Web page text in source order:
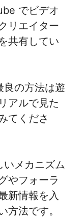
でビデオ
リエイター
共有してい
良の方法は遊
アルで見た
てくださ
いメカニズム
やフォーラ
新情報を入
方法です。